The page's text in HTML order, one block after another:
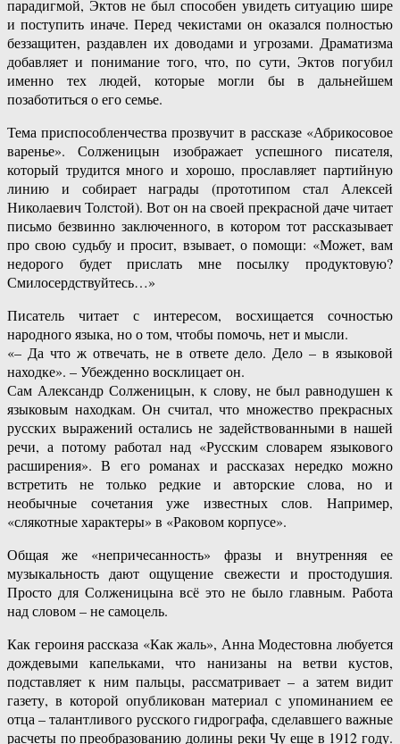
парадигмой, Эктов не был способен увидеть ситуацию шире
и поступить иначе. Перед чекистами он оказался полностью
беззащитен, раздавлен их доводами и угрозами. Драматизма
добавляет и понимание того, что, по сути, Эктов погубил
именно тех людей, которые могли бы в дальнейшем
позаботиться о его семье.
Тема приспособленчества прозвучит в рассказе «Абрикосовое
варенье». Солженицын изображает успешного писателя,
который трудится много и хорошо, прославляет партийную
линию и собирает награды (прототипом стал Алексей
Николаевич Толстой). Вот он на своей прекрасной даче читает
письмо безвинно заключенного, в котором тот рассказывает
про свою судьбу и просит, взывает, о помощи: «Может, вам
недорого будет прислать мне посылку продуктовую?
Смилосердствуйтесь…»
Писатель читает с интересом, восхищается сочностью
народного языка, но о том, чтобы помочь, нет и мысли.
«– Да что ж отвечать, не в ответе дело. Дело – в языковой
находке». – Убежденно восклицает он.
Сам Александр Солженицын, к слову, не был равнодушен к
языковым находкам. Он считал, что множество прекрасных
русских выражений остались не задействованными в нашей
речи, а потому работал над «Русским словарем языкового
расширения». В его романах и рассказах нередко можно
встретить не только редкие и авторские слова, но и
необычные сочетания уже известных слов. Например,
«слякотные характеры» в «Раковом корпусе».
Общая же «непричесанность» фразы и внутренняя ее
музыкальность дают ощущение свежести и простодушия.
Просто для Солженицына всё это не было главным. Работа
над словом – не самоцель.
Как героиня рассказа «Как жаль», Анна Модестовна любуется
дождевыми капельками, что нанизаны на ветви кустов,
подставляет к ним пальцы, рассматривает – а затем видит
газету, в которой опубликован материал с упоминанием ее
отца – талантливого русского гидрографа, сделавшего важные
расчеты по преобразованию долины реки Чу еще в 1912 году.